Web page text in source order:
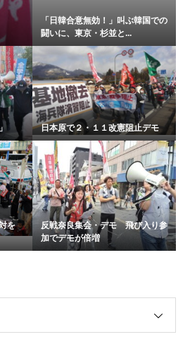
「日韓合意無効！」叫ぶ韓国での
闘いに、東京・杉並と...
日本原で２・１１改憲阻止デモ
を
反戦奈良集会・デモ 飛び入り参
加でデモが倍増